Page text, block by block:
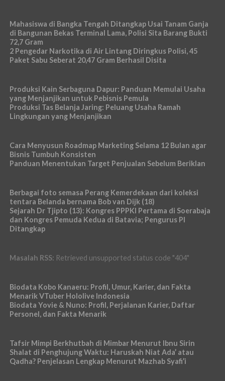
Mahasiswa di Bangka Tengah Ditangkap Usai Tanam Ganja
di Bangunan Bekas Terminal Lama, Polisi Sita Barang Bukti
72,7 Gram
2 Pengedar Narkotika di Air Lintang Diringkus Polisi, 45
Paket Sabu Seberat 20,47 Gram Berhasil Disita
Produksi Kain Serbaguna Dapur: Panduan Memulai Usaha
yang Menjanjikan untuk Pebisnis Pemula
Produksi Tas Belanja Jaring: Peluang Usaha Ramah
Lingkungan yang Menjanjikan
Cara Menyusun Roadmap Marketing Selama 12 Bulan agar
Bisnis Tumbuh Konsisten
Panduan Menentukan Target Penjualan Sebelum Beriklan
Berbagai foto semasa Perang Kemerdekaan dari koleksi
tentara Belanda bernama Bob van Dijk (18)
Sejarah Dr Tjipto (13): Kongres PPPKI Pertama di Soerabaja
dan Kongres Pemuda Kedua di Batavia; Pengurus PI
Ditangkap
Masalah RSS: Retrieved unsupported status code "404"
Biodata Kobo Kanaeru: Profil, Umur, Karier, dan Fakta
Menarik VTuber Hololive Indonesia
Biodata Yovie & Nuno: Profil, Perjalanan Karier, Daftar
Personel, dan Fakta Menarik
Tafsir Mimpi Berkhutbah di Mimbar Menurut Ibnu Sirin
Shalat di Penghujung Waktu: Haruskah Niat Ada’ atau
Qadha? Penjelasan Lengkap Menurut Mazhab Syafi’i